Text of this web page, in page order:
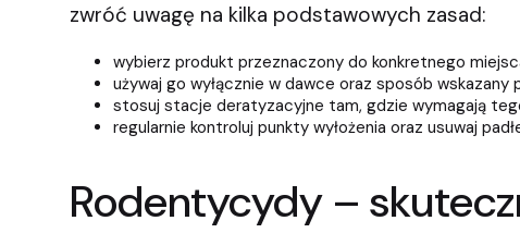
zwróć uwagę na kilka podstawowych zasad:
wybierz produkt przeznaczony do konkretnego
używaj go wyłącznie w dawce oraz sposób wskazany
stosuj stacje deratyzacyjne tam, gdzie wymagają
regularnie kontroluj punkty wyłożenia oraz usuwaj
Rodentycydy –